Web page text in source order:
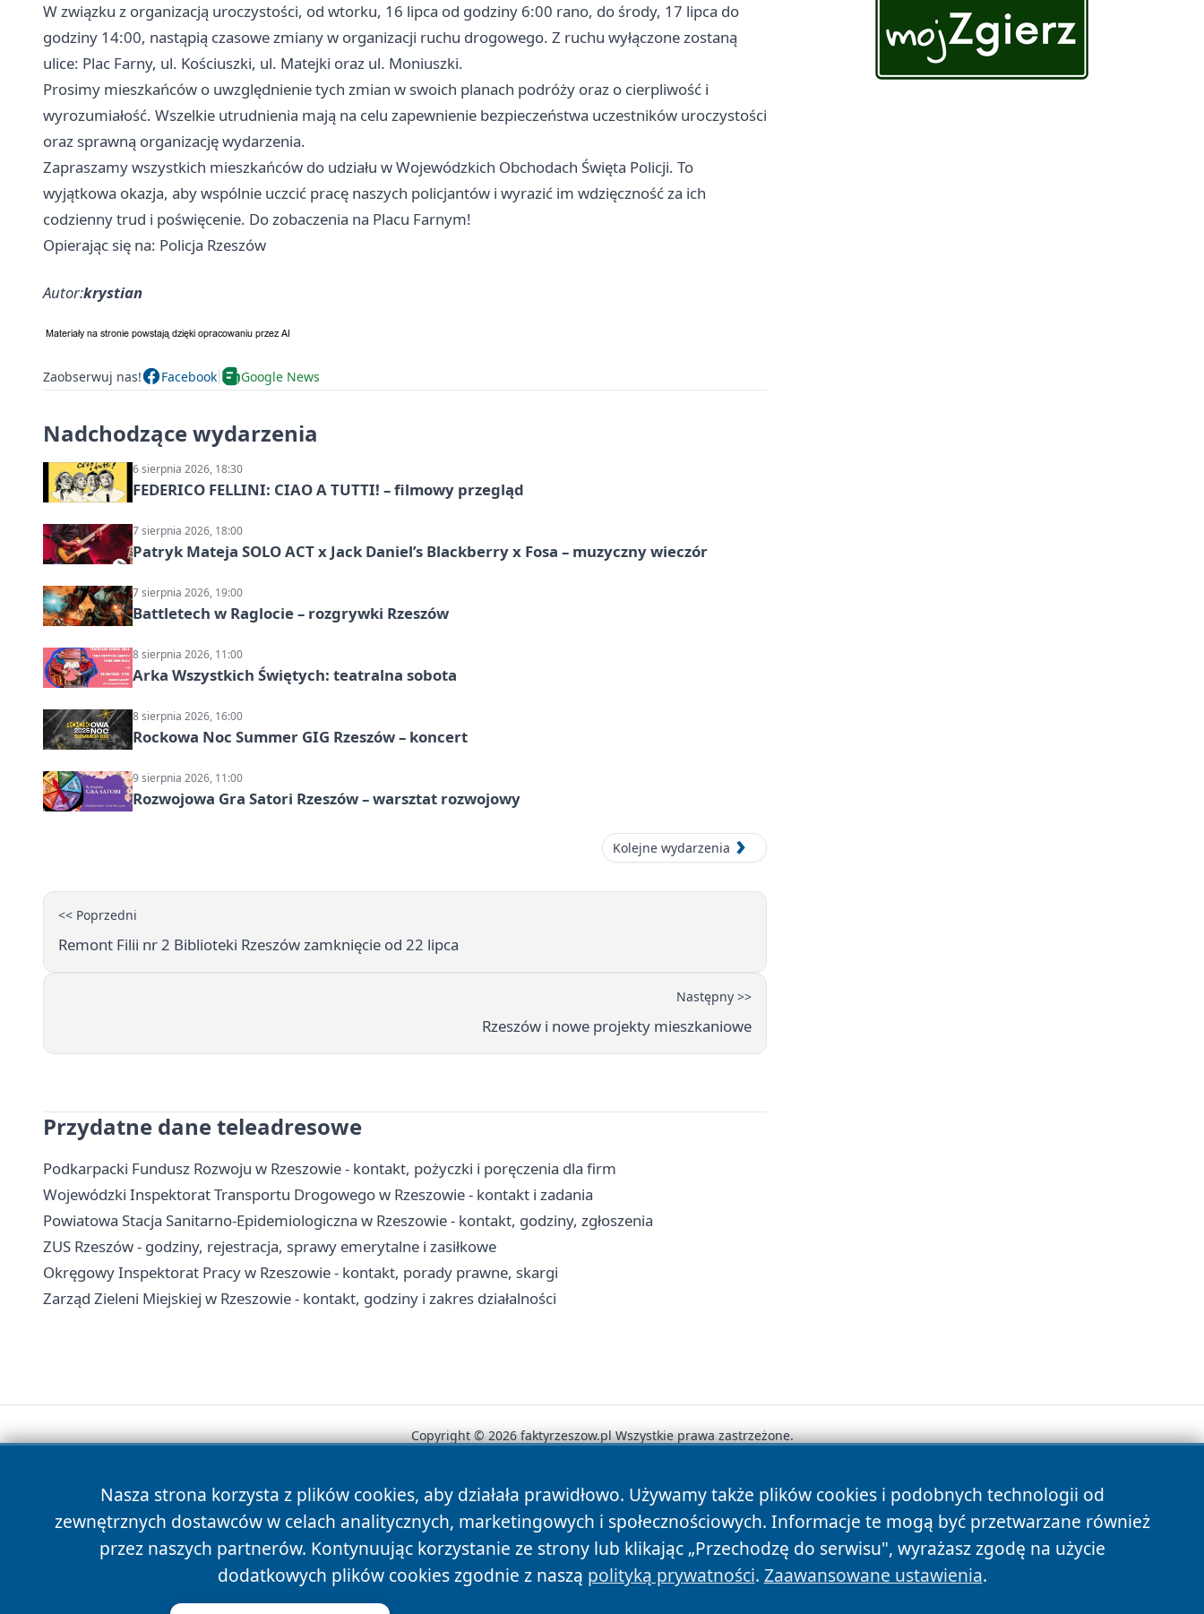
W związku z organizacją uroczystości, od wtorku, 16 lipca od godziny 6:00 rano, do środy, 17 lipca do
godziny 14:00, nastąpią czasowe zmiany w organizacji ruchu drogowego. Z ruchu wyłączone zostaną
ulice: Plac Farny, ul. Kościuszki, ul. Matejki oraz ul. Moniuszki.
Prosimy mieszkańców o uwzględnienie tych zmian w swoich planach podróży oraz o cierpliwość i
wyrozumiałość. Wszelkie utrudnienia mają na celu zapewnienie bezpieczeństwa uczestników uroczystości
oraz sprawną organizację wydarzenia.
Zapraszamy wszystkich mieszkańców do udziału w Wojewódzkich Obchodach Święta Policji. To
wyjątkowa okazja, aby wspólnie uczcić pracę naszych policjantów i wyrazić im wdzięczność za ich
codzienny trud i poświęcenie. Do zobaczenia na Placu Farnym!
Opierając się na: Policja Rzeszów
Autor:krystian
Zaobserwuj nas! Facebook Google News
Nadchodzące wydarzenia
6 sierpnia 2026, 18:30
FEDERICO FELLINI: CIAO A TUTTI! – filmowy przegląd
7 sierpnia 2026, 18:00
Patryk Mateja SOLO ACT x Jack Daniel’s Blackberry x Fosa – muzyczny wieczór
7 sierpnia 2026, 19:00
Battletech w Raglocie – rozgrywki Rzeszów
8 sierpnia 2026, 11:00
Arka Wszystkich Świętych: teatralna sobota
8 sierpnia 2026, 16:00
Rockowa Noc Summer GIG Rzeszów – koncert
9 sierpnia 2026, 11:00
Rozwojowa Gra Satori Rzeszów – warsztat rozwojowy
Kolejne wydarzenia
<< Poprzedni
Remont Filii nr 2 Biblioteki Rzeszów zamknięcie od 22 lipca
Następny >>
Rzeszów i nowe projekty mieszkaniowe
Przydatne dane teleadresowe
Podkarpacki Fundusz Rozwoju w Rzeszowie - kontakt, pożyczki i poręczenia dla firm
Wojewódzki Inspektorat Transportu Drogowego w Rzeszowie - kontakt i zadania
Powiatowa Stacja Sanitarno-Epidemiologiczna w Rzeszowie - kontakt, godziny, zgłoszenia
ZUS Rzeszów - godziny, rejestracja, sprawy emerytalne i zasiłkowe
Okręgowy Inspektorat Pracy w Rzeszowie - kontakt, porady prawne, skargi
Zarząd Zieleni Miejskiej w Rzeszowie - kontakt, godziny i zakres działalności
Nasza strona korzysta z plików cookies, aby działała prawidłowo. Używamy także plików cookies i podobnych technologii od
zewnętrznych dostawców w celach analitycznych, marketingowych i społecznościowych. Informacje te mogą być przetwarzane również
przez naszych partnerów. Kontynuując korzystanie ze strony lub klikając „Przechodzę do serwisu", wyrażasz zgodę na użycie
dodatkowych plików cookies zgodnie z naszą polityką prywatności. Zaawansowane ustawienia.
Copyright © 2026 faktyrzeszow.pl Wszystkie prawa zastrzeżone.
News Autorzy Polityka Prywatności Polityka Cookies